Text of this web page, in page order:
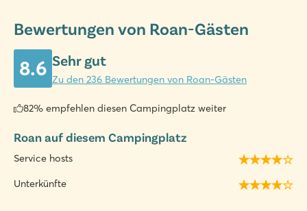
Bewertungen von Roan-Gästen
8.6 Sehr gut
Zu den 236 Bewertungen von Roan-Gästen
82% empfehlen diesen Campingplatz weiter
Roan auf diesem Campingplatz
Service hosts
Unterkünfte